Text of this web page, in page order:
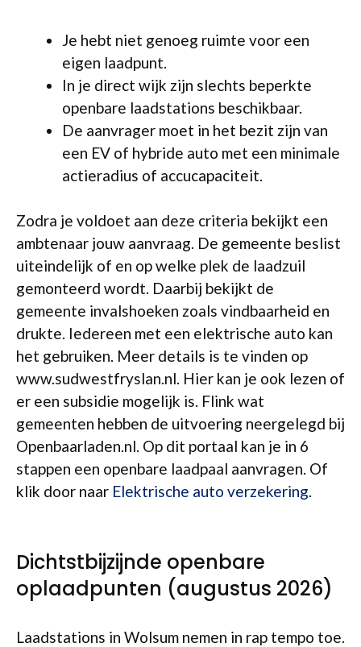
Je hebt niet genoeg ruimte voor een
eigen laadpunt.
In je direct wijk zijn slechts beperkte
openbare laadstations beschikbaar.
De aanvrager moet in het bezit zijn van
een EV of hybride auto met een minimale
actieradius of accucapaciteit.
Zodra je voldoet aan deze criteria bekijkt een
ambtenaar jouw aanvraag. De gemeente beslist
uiteindelijk of en op welke plek de laadzuil
gemonteerd wordt. Daarbij bekijkt de
gemeente invalshoeken zoals vindbaarheid en
drukte. Iedereen met een elektrische auto kan
het gebruiken. Meer details is te vinden op
www.sudwestfryslan.nl. Hier kan je ook lezen of
er een subsidie mogelijk is. Flink wat
gemeenten hebben de uitvoering neergelegd bij
Openbaarladen.nl. Op dit portaal kan je in 6
stappen een openbare laadpaal aanvragen. Of
klik door naar Elektrische auto verzekering.
Dichtstbijzijnde openbare
oplaadpunten (augustus 2026)
Laadstations in Wolsum nemen in rap tempo toe.